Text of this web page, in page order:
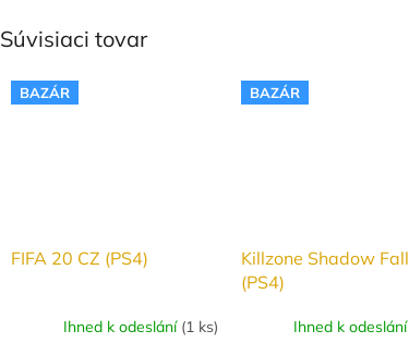
Súvisiaci tovar
BAZÁR
FIFA 20 CZ (PS4)
Ihned k odeslání (1 ks)
BAZÁR
Killzone Shadow Fall
(PS4)
Ihned k odeslání